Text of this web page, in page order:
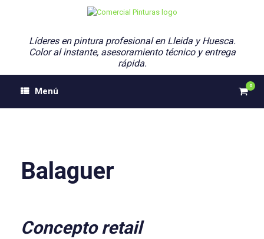
Líderes en pintura profesional en Lleida y Huesca.
Color al instante, asesoramiento técnico y entrega
rápida.
Menú
Ver
0
Balaguer
Concepto retail